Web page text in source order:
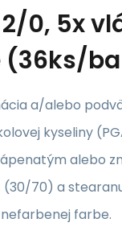
2/0, 5x
(36ks/
a/alebo
kyseliny
alebo
70) a
farbe.